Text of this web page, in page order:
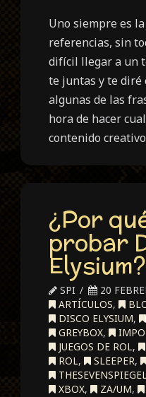
Uno siempre es
referencias, sin
difícil llegar a un
te juntas y te diré
algunas de las
hora de hacer
contenido
¿Por
probar
Elysium?
SPI
20
ARTÍCULOS,
DISCO ELYSIUM,
GREYBOX,
JUEGOS DE ROL,
ROL, SLEEPER,
XBOX, ZA/UM,